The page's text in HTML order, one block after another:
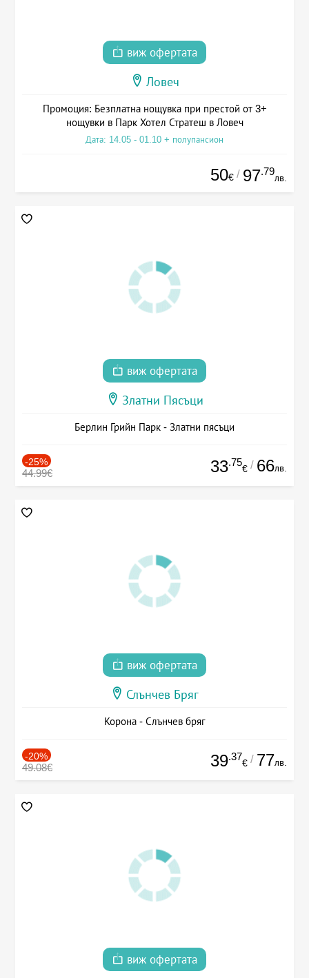
виж офертата
Ловеч
Промоция: Безплатна нощувка при престой от 3+
нощувки в Парк Хотел Стратеш в Ловеч
Дата: 14.05 - 01.10 + полупансион
50€ / 97.79
лв.
виж офертата
Златни Пясъци
Берлин Грийн Парк - Златни пясъци
-25%
44.99€ 33.75
€ / 66лв.
виж офертата
Слънчев Бряг
Корона - Слънчев бряг
-20%
49.08€ 39.37
€ / 77лв.
виж офертата